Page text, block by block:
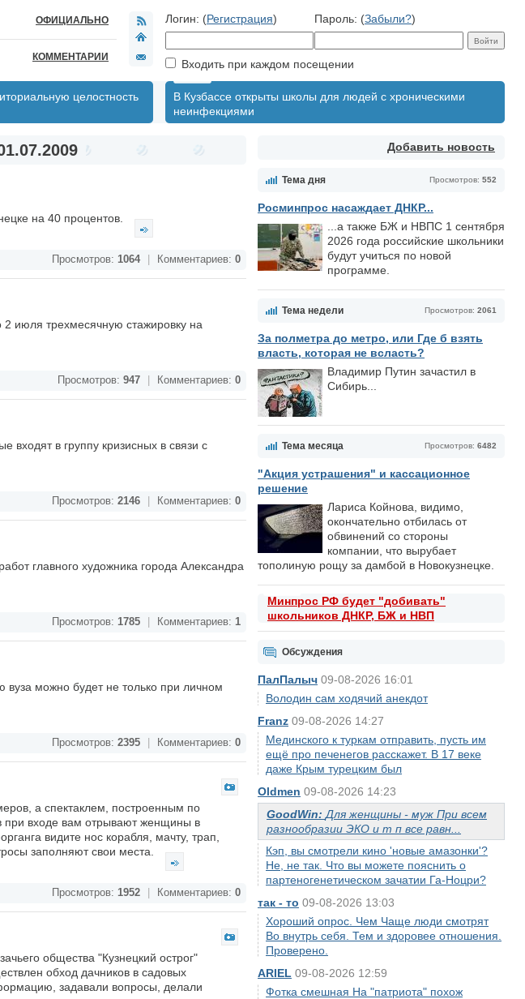
ОФИЦИАЛЬНО
КОММЕНТАРИИ
Логин: (Регистрация) Пароль: (Забыли?)
Входить при каждом посещении
целостность
В Кузбассе открыты школы для людей с хроническими
неинфекциями
Добавить новость
Просмотров: 552
Тема дня
Росминпрос насаждает ДНКР...
...а также БЖ и НВПС 1 сентября
2026 года российские школьники
будут учиться по новой
программе.
Просмотров: 2061
Тема недели
За полметра до метро, или Где б взять
власть, которая не всласть?
Владимир Путин зачастил в
Сибирь...
Просмотров: 6482
Тема месяца
"Акция устрашения" и кассационное
решение
Лариса Койнова, видимо,
окончательно отбилась от
обвинений со стороны
компании, что вырубает
тополиную рощу за дамбой в Новокузнецке.
Минпрос РФ будет "добивать"
школьников ДНКР, БЖ и НВП
Обсуждения
ПалПалыч 09-08-2026 16:01
Володин сам ходячий анекдот
Franz 09-08-2026 14:27
Мединского к туркам отправить, пусть им
ещё про печенегов расскажет. В 17 веке
даже Крым турецким был
Oldmen 09-08-2026 14:23
GoodWin: Для женщины - муж При всем
разнообразии ЭКО и т п все равн...
Кэп, вы смотрели кино 'новые амазонки'?
Не, не так. Что вы можете пояснить о
партеногенетическом зачатии Га-Ноцри?
так - то 09-08-2026 13:03
Хороший опрос. Чем Чаще люди смотрят
Во внутрь себя. Тем и здоровее отношения.
Проверено.
ARIEL 09-08-2026 12:59
Фотка смешная На "патриота" похож
на 40 процентов.
Просмотров: 1064 Комментариев: 0
2 июля трехмесячную стажировку на
Просмотров: 947 Комментариев: 0
входят в группу кризисных в связи с
Просмотров: 2146 Комментариев: 0
главного художника города Александра
Просмотров: 1785 Комментариев: 1
вуза можно будет не только при личном
Просмотров: 2395 Комментариев: 0
а спектаклем, построенным по
при входе вам отрывают женщины в
видите нос корабля, мачту, трап,
заполняют свои места.
Просмотров: 1952 Комментариев: 0
общества "Кузнецкий острог"
обход дачников в садовых
задавали вопросы, делали